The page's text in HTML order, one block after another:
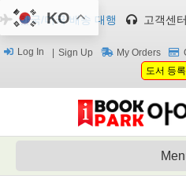
한국/미국 배송 대행 고객센
Log In Sign Up My Orders
도서 등
KO